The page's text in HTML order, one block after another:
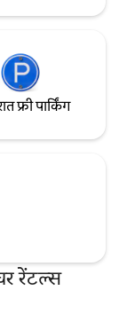
फ्री पार्किंग
रेंटल्स